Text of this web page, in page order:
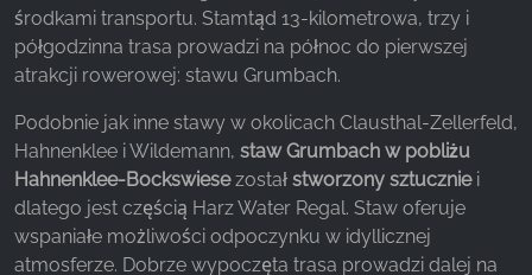
środkami transportu. Stamtąd 13-kilometrowa, trzy i
półgodzinna trasa prowadzi na północ do pierwszej
atrakcji rowerowej: stawu Grumbach.
Podobnie jak inne stawy w okolicach Clausthal-Zellerfeld,
Hahnenklee i Wildemann, staw Grumbach w pobliżu
Hahnenklee-Bockswiesezostał stworzony sztuczniei
dlatego jest częścią Harz Water Regal. Staw oferuje
wspaniałe możliwości odpoczynku w idyllicznej
atmosferze. Dobrze wypoczęta trasa prowadzi dalej na
Facebook Pixel
_fbp, fr, _fbq, fbq
Provider:
Purpose:
Pomiar reklam i marketing